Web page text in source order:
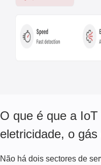
O que é que a
eletricidade, o
Não há dois sectores de